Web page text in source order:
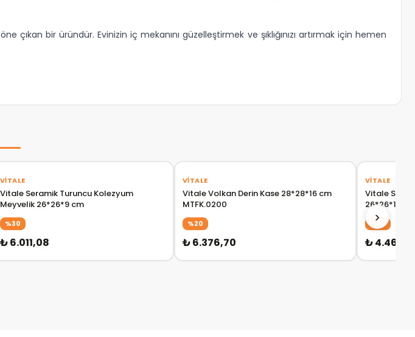
çıkan bir üründür. Evinizin iç mekanını güzelleştirmek ve şıklığınızı artırmak için hemen
›
VITALE
Vitale Seramik Turuncu Kolezyum
Meyvelik 26*26*9 cm
%30
₺ 6.011,08
VITALE
Vitale Volkan Derin Kase 28*28*16 cm
MTFK.0200
%20
₺ 6.376,70
VITALE
Vitale
26*26*11 cm
%30
₺